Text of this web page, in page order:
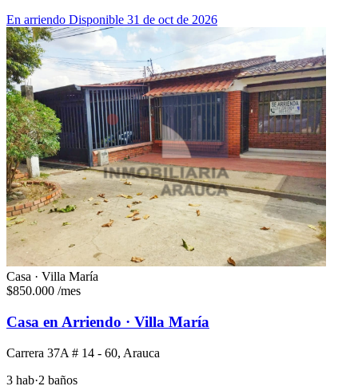
En arriendo Disponible 31 de oct de 2026
Casa · Villa María
$850.000 /mes
Casa en Arriendo · Villa María
Carrera 37A # 14 - 60, Arauca
3 hab·2 baños